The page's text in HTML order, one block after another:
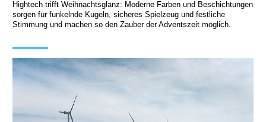
Hightech trifft Weihnachtsglanz: Moderne Farben und Beschichtungen
sorgen für funkelnde Kugeln, sicheres Spielzeug und festliche
Stimmung und machen so den Zauber der Adventszeit möglich.